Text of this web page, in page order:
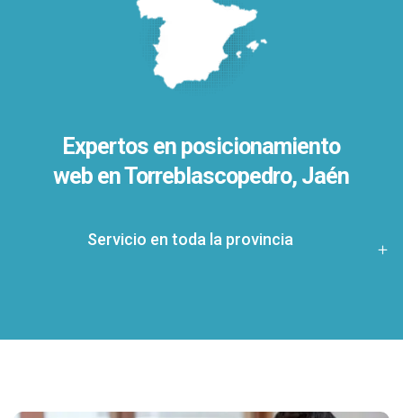
Expertos en posicionamiento
web en Torreblascopedro, Jaén
Servicio en toda la provincia